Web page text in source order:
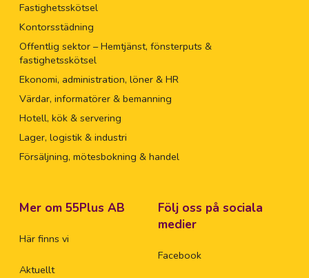
Fastighetsskötsel
Kontorsstädning
Offentlig sektor – Hemtjänst, fönsterputs &
fastighetsskötsel
Ekonomi, administration, löner & HR
Värdar, informatörer & bemanning
Hotell, kök & servering
Lager, logistik & industri
Försäljning, mötesbokning & handel
Mer om 55Plus AB
Här finns vi
Aktuellt
Följ oss på sociala
medier
Facebook